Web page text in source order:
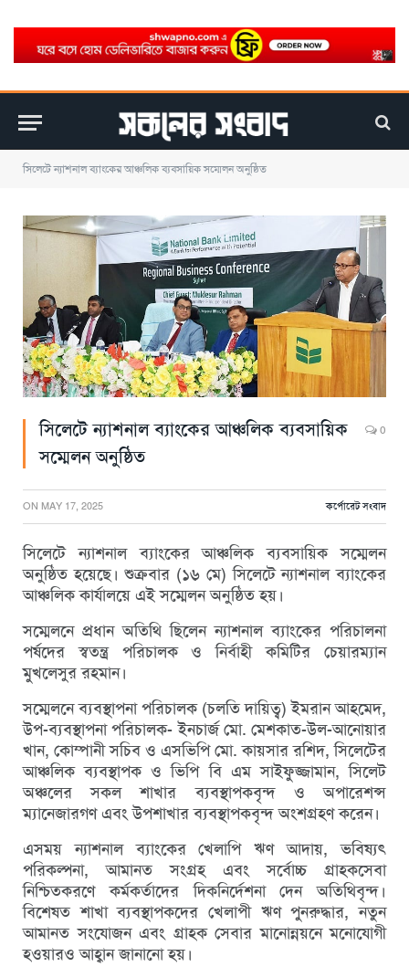
সিলেটে ন্যাশনাল ব্যাংকের আঞ্চলিক ব্যবসায়িক সম্মেলন অনুষ্ঠিত
সিলেটে ন্যাশনাল ব্যাংকের আঞ্চলিক ব্যবসায়িক
সম্মেলন অনুষ্ঠিত
0
ON MAY 17, 2025 কর্পোরেট সংবাদ
সিলেটে ন্যাশনাল ব্যাংকের আঞ্চলিক ব্যবসায়িক সম্মেলন
অনুষ্ঠিত হয়েছে। শুক্রবার (১৬ মে) সিলেটে ন্যাশনাল ব্যাংকের
আঞ্চলিক কার্যালয়ে এই সম্মেলন অনুষ্ঠিত হয়।
সম্মেলনে প্রধান অতিথি ছিলেন ন্যাশনাল ব্যাংকের পরিচালনা
পর্ষদের স্বতন্ত্র পরিচালক ও নির্বাহী কমিটির চেয়ারম্যান
মুখলেসুর রহমান।
সম্মেলনে ব্যবস্থাপনা পরিচালক (চলতি দায়িত্ব) ইমরান আহমেদ,
উপ-ব্যবস্থাপনা পরিচালক- ইনচার্জ মো. মেশকাত-উল-আনোয়ার
খান, কোম্পানী সচিব ও এসভিপি মো. কায়সার রশিদ, সিলেটের
আঞ্চলিক ব্যবস্থাপক ও ভিপি বি এম সাইফুজ্জামান, সিলেট
অঞ্চলের সকল শাখার ব্যবস্থাপকবৃন্দ ও অপারেশন্স
ম্যানেজারগণ এবং উপশাখার ব্যবস্থাপকবৃন্দ অংশগ্রহণ করেন।
এসময় ন্যাশনাল ব্যাংকের খেলাপি ঋণ আদায়, ভবিষ্যৎ
পরিকল্পনা, আমানত সংগ্রহ এবং সর্বোচ্চ গ্রাহকসেবা
নিশ্চিতকরণে কর্মকর্তাদের দিকনির্দেশনা দেন অতিথিবৃন্দ।
বিশেষত শাখা ব্যবস্থাপকদের খেলাপী ঋণ পুনরুদ্ধার, নতুন
আমানত সংযোজন এবং গ্রাহক সেবার মানোন্নয়নে মনোযোগী
হওয়ারও আহ্বান জানানো হয়।